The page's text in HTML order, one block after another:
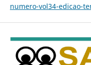
numero-vol34-edicao-